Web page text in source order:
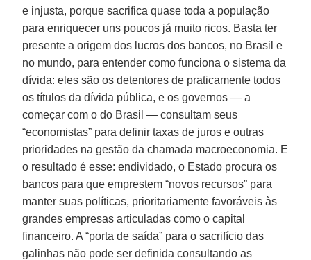
e injusta, porque sacrifica quase toda a população
para enriquecer uns poucos já muito ricos. Basta ter
presente a origem dos lucros dos bancos, no Brasil e
no mundo, para entender como funciona o sistema da
dívida: eles são os detentores de praticamente todos
os títulos da dívida pública, e os governos — a
começar com o do Brasil — consultam seus
“economistas” para definir taxas de juros e outras
prioridades na gestão da chamada macroeconomia. E
o resultado é esse: endividado, o Estado procura os
bancos para que emprestem “novos recursos” para
manter suas políticas, prioritariamente favoráveis às
grandes empresas articuladas como o capital
financeiro. A “porta de saída” para o sacrifício das
galinhas não pode ser definida consultando as